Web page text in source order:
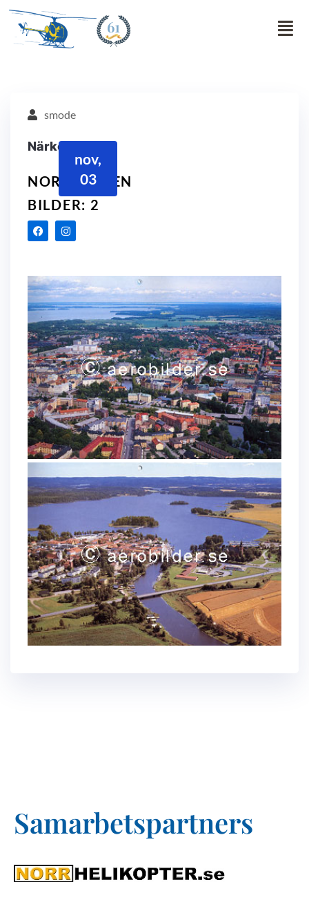
61
nov,
03
smode
Närke
NORRBOTTEN
BILDER: 2
Samarbetspartners